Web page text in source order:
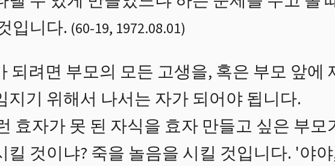
입니다. (60-19, 1972.08.01)
되려면 부모의 모든 고생을, 혹은 부모 앞에
지기 위해서 나서는 자가 되어야 됩니다.
효자가 못 된 자식을 효자 만들고 싶은 부
킬 것이냐? 죽을 놀음을 시킬 것입니다. '야